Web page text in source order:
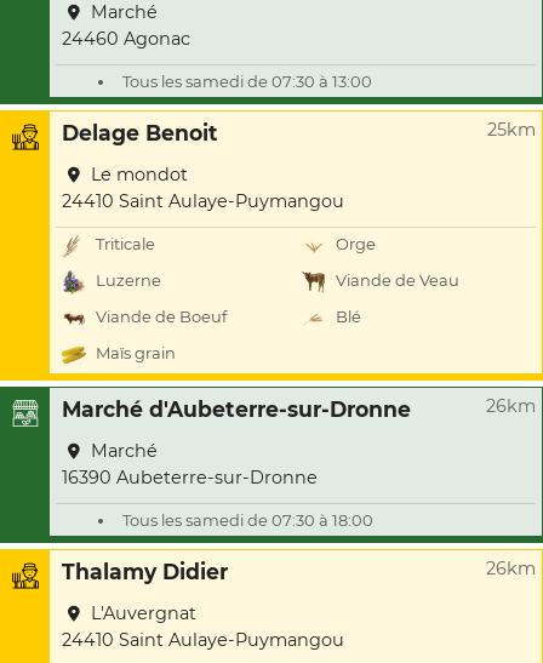
Marché
24460 Agonac
Tous les samedi de 07:30 à 13:00
Delage Benoit 25km
Le mondot
24410 Saint Aulaye-Puymangou
Triticale
Orge
Luzerne
Viande de Veau
Viande de Boeuf
Blé
Maïs grain
Marché d'Aubeterre-sur-Dronne 26km
Marché
16390 Aubeterre-sur-Dronne
Tous les samedi de 07:30 à 18:00
Thalamy Didier 26km
L'Auvergnat
24410 Saint Aulaye-Puymangou